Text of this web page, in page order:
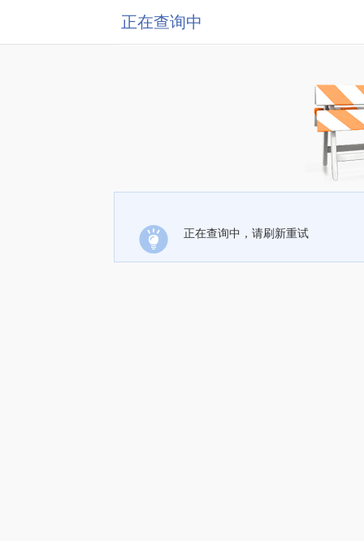
正在查询中
正在查询中，请刷新重试